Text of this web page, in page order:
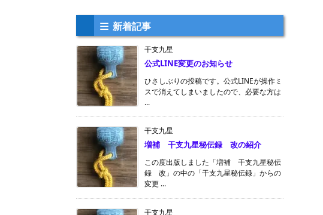
新着記事
干支九星
公式LINE変更のお知らせ
ひさしぶりの投稿です。公式LINEが操作ミ
スで消えてしまいましたので、必要な方は
...
干支九星
増補 干支九星秘伝録 改の紹介
この度出版しました「増補 干支九星秘伝
録 改」の中の「干支九星秘伝録」からの
変更 ...
干支九星